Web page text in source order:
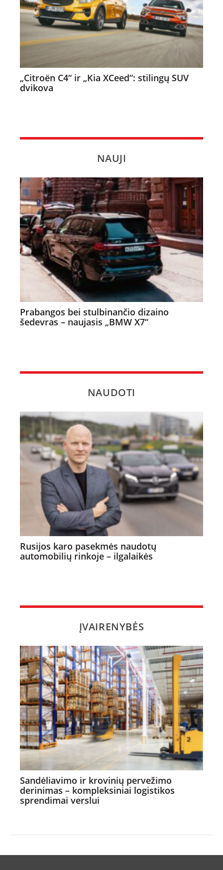
„Citroën C4“ ir „Kia XCeed“: stilingų SUV
dvikova
NAUJI
Prabangos bei stulbinančio dizaino
šedevras – naujasis „BMW X7“
NAUDOTI
Rusijos karo pasekmės naudotų
automobilių rinkoje – ilgalaikės
ĮVAIRENYBĖS
Sandėliavimo ir krovinių pervežimo
derinimas – kompleksiniai logistikos
sprendimai verslui